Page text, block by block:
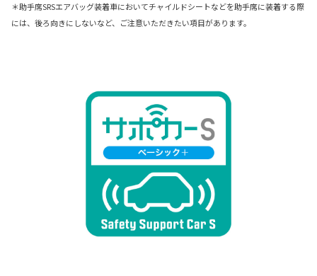
＊助手席SRSエアバッグ装着車においてチャイルドシートなどを助手席に装着する際
には、後ろ向きにしないなど、ご注意いただきたい項目があります。